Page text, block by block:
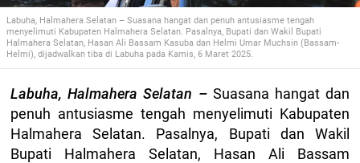
Labuha, Halmahera Selatan – Suasana hangat dan penuh antusiasme tengah
menyelimuti Kabupaten Halmahera Selatan. Pasalnya, Bupati dan Wakil Bupati
Halmahera Selatan, Hasan Ali Bassam Kasuba dan Helmi Umar Muchsin (Bassam-
Helmi), dijadwalkan tiba di Labuha pada Kamis, 6 Maret 2025.
Labuha, Halmahera Selatan –Suasana hangat dan
penuh antusiasme tengah menyelimuti Kabupaten
Halmahera Selatan. Pasalnya, Bupati dan Wakil
Bupati Halmahera Selatan, Hasan Ali Bassam